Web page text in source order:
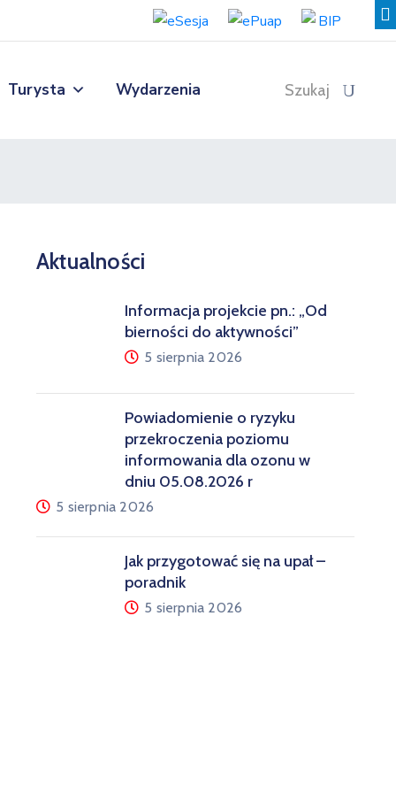
Turysta Wydarzenia Szukaj
Aktualności
Informacja projekcie pn.: „Od
bierności do aktywności”
5 sierpnia 2026
Powiadomienie o ryzyku
przekroczenia poziomu
informowania dla ozonu w
dniu 05.08.2026 r
5 sierpnia 2026
Jak przygotować się na upał –
poradnik
5 sierpnia 2026